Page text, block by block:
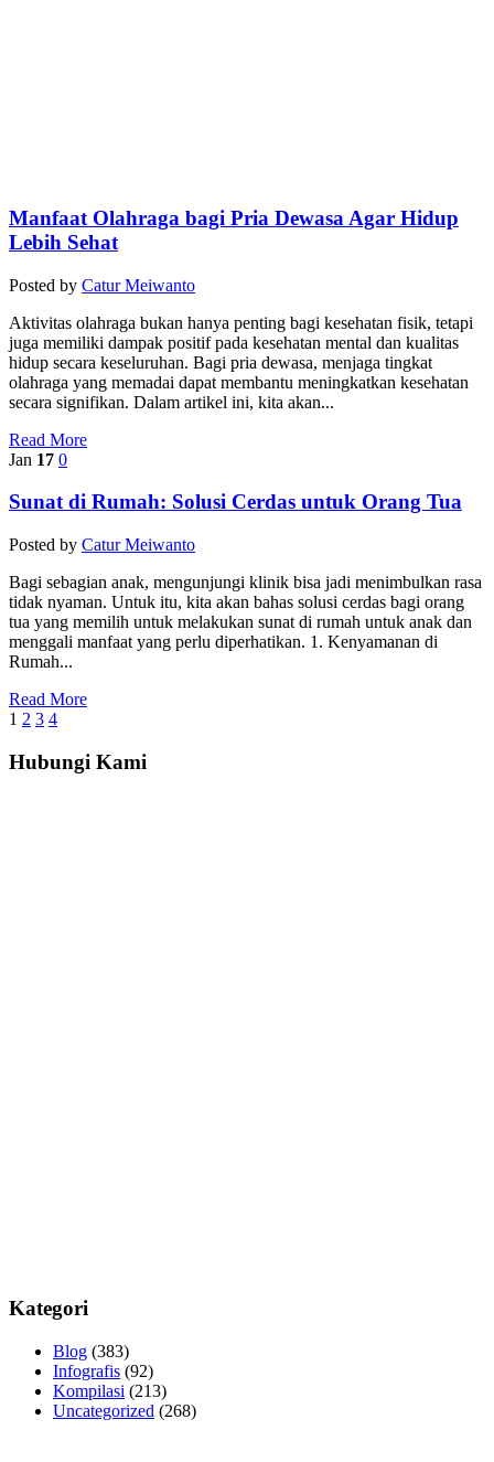
Manfaat Olahraga bagi Pria Dewasa Agar Hidup
Lebih Sehat
Posted by Catur Meiwanto
Aktivitas olahraga bukan hanya penting bagi kesehatan fisik, tetapi
juga memiliki dampak positif pada kesehatan mental dan kualitas
hidup secara keseluruhan. Bagi pria dewasa, menjaga tingkat
olahraga yang memadai dapat membantu meningkatkan kesehatan
secara signifikan. Dalam artikel ini, kita akan...
Read More
Jan 17 0
Sunat di Rumah: Solusi Cerdas untuk Orang Tua
Posted by Catur Meiwanto
Bagi sebagian anak, mengunjungi klinik bisa jadi menimbulkan rasa
tidak nyaman. Untuk itu, kita akan bahas solusi cerdas bagi orang
tua yang memilih untuk melakukan sunat di rumah untuk anak dan
menggali manfaat yang perlu diperhatikan. 1. Kenyamanan di
Rumah...
Read More
1 2 3 4
Hubungi Kami
Kategori
Blog (383)
Infografis (92)
Kompilasi (213)
Uncategorized (268)